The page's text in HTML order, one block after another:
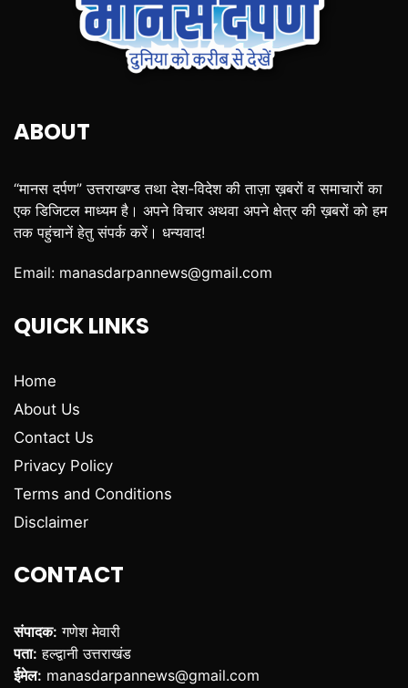
ABOUT
“मानस दर्पण” उत्तराखण्ड तथा देश-विदेश की ताज़ा ख़बरों व समाचारों का
एक डिजिटल माध्यम है। अपने विचार अथवा अपने क्षेत्र की ख़बरों को हम
तक पहुंचानें हेतु संपर्क करें। धन्यवाद!
Email: manasdarpannews@gmail.com
QUICK LINKS
Home
About Us
Contact Us
Privacy Policy
Terms and Conditions
Disclaimer
CONTACT
संपादक: गणेश मेवारी
पता: हल्द्वानी उत्तराखंड
ईमेल: manasdarpannews@gmail.com